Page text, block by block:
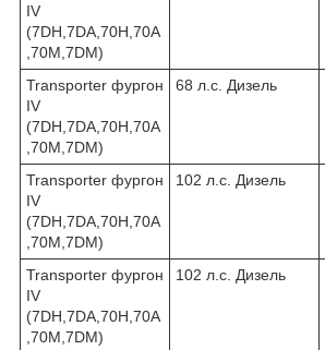
IV
(7DH,7DA,70H,70A
,70M,7DM)
Transporter фургон
IV
(7DH,7DA,70H,70A
,70M,7DM)
68 л.с. Дизель
Transporter фургон
IV
(7DH,7DA,70H,70A
,70M,7DM)
102 л.с. Дизель
Transporter фургон
IV
(7DH,7DA,70H,70A
,70M,7DM)
102 л.с. Дизель